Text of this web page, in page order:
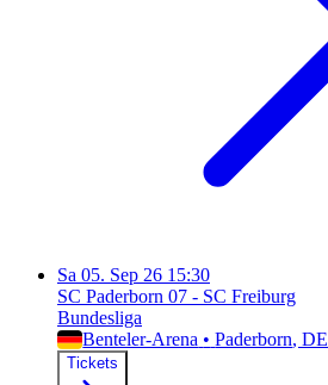
Sa 05. Sep 26 15:30
SC Paderborn 07 - SC Freiburg
Bundesliga
Benteler-Arena • Paderborn, DE
Tickets